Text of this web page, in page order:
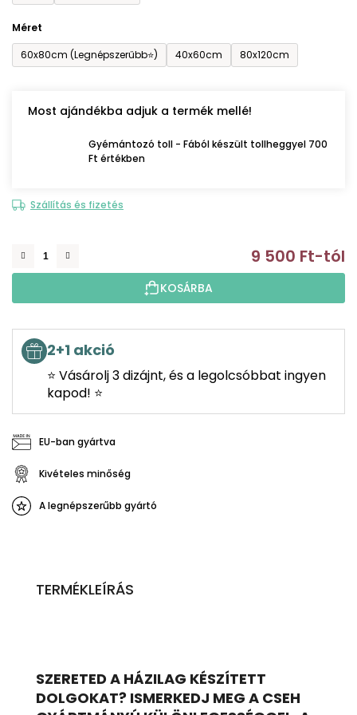
Méret
60x80cm (Legnépszerűbb⭐)
40x60cm 80x120cm
Most ajándékba adjuk a termék mellé!
Gyémántozó toll - Fából készült tollheggyel 700
Ft értékben
Szállítás és fizetés
9 500 Ft-tól
KOSÁRBA
2+1 akció
⭐ Vásárolj 3 dizájnt, és a legolcsóbbat ingyen
kapod! ⭐
EU-ban gyártva
Kivételes minőség
A legnépszerűbb gyártó
TERMÉKLEÍRÁS
SZERETED A HÁZILAG KÉSZÍTETT
DOLGOKAT? ISMERKEDJ MEG A CSEH